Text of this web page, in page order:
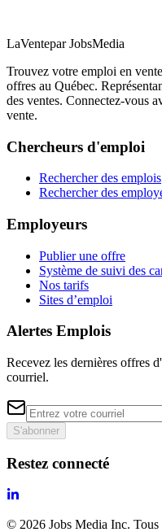
LaVentepar JobsMedia
Trouvez votre emploi en
offres au Québec.
des ventes. Connectez-vous
vente.
Chercheurs d'emploi
Rechercher des emplois
Rechercher des
Employeurs
Publier une offre
Système de suivi des
Nos tarifs
Sites d’emploi
Alertes Emplois
Recevez les dernières offres
courriel.
S'abonner
Restez connecté
© 2026 Jobs Media Inc. Tous